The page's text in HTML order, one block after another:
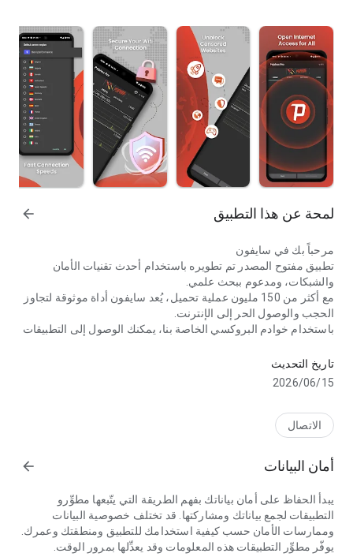
لمحة عن هذا التطبيق arrow_forward
مرحباً بك في سايفون
تطبيق مفتوح المصدر تم تطويره باستخدام أحدث تقنيات الأمان
والشبكات، ومدعوم ببحث علمي.
مع أكثر من 150 مليون عملية تحميل، يُعد سايفون أداة موثوقة لتجاوز
الحجب والوصول الحر إلى الإنترنت.
باستخدام خوادم البروكسي الخاصة بنا، يمكنك الوصول إلى التطبيقات
سواء كنت تتصل من خارج البلاد أو ترغب في حماية بياناتك على
شبكات الواي فاي العامة، يقدّم سايفون تجربة آمنة وخالية من القلق.
أمان الهاتف المحمول – أكثر من مجرد تطبيق VPN عادي
يمنحك الوصول عبر VPN تصفحاً آمناً وكاملاً للإنترنت.
مع سايفون، يمكنك تصفح الإنترنت بحرية من أي مكان.
يفتح خادم البروكسي المواقع المحجوبة ويوفر الوصول إلى المحتوى
والخدمات عبر الإنترنت، حتى إن كانت محظورة في موقعك
الجغرافي.
تاريخ التحديث
15‏/06‏/2026
الاتصال
أمان البيانات arrow_forward
يبدأ الحفاظ على أمان بياناتك بفهم الطريقة التي يتّبعها مطوِّرو
التطبيقات لجمع بياناتك ومشاركتها. قد تختلف خصوصية البيانات
وممارسات الأمان حسب كيفية استخدامك للتطبيق ومنطقتك وعمرك.
يوفّر مطوِّر التطبيقات هذه المعلومات وقد يعدِّلها بمرور الوقت.